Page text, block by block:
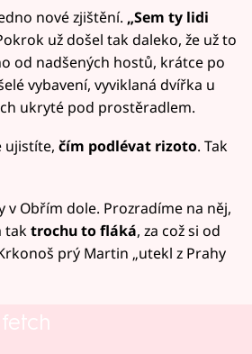
nové zjištění. „Sem ty lidi
už došel tak daleko, že už to
od nadšených hostů, krátce po
vybavení, vyviklaná dvířka u
ukryté pod prostěradlem.
ujistíte, čím podlévat rizoto. Tak
Obřím dole. Prozradíme na něj,
tak trochu to fláká, za což si od
prý Martin „utekl z Prahy